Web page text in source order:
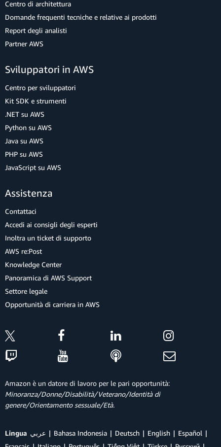
Centro di architettura
Domande frequenti tecniche e relative ai prodotti
Report degli analisti
Partner AWS
Sviluppatori in AWS
Centro per sviluppatori
Kit SDK e strumenti
.NET su AWS
Python su AWS
Java su AWS
PHP su AWS
JavaScript su AWS
Assistenza
Contattaci
Accedi ai consigli degli esperti
Inoltra un ticket di supporto
AWS re:Post
Knowledge Center
Panoramica di AWS Support
Settore legale
Opportunità di carriera in AWS
Amazon è un datore di lavoro per le pari opportunità:
Minoranza/Donne/Disabilità/Veterano/Identità di
genere/Orientamento sessuale/Età.
Lingua عربي Bahasa Indonesia Deutsch English
Español